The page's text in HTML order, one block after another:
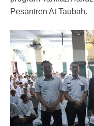
Pesantren At Taubah.